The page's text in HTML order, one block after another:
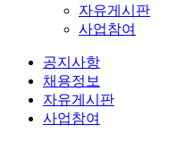
자유게시판
사업참여
공지사항
채용정보
자유게시판
사업참여